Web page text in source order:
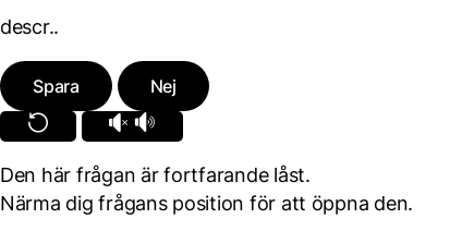
descr..
Spara Nej
Den här frågan är fortfarande låst.
Närma dig frågans position för att öppna den.